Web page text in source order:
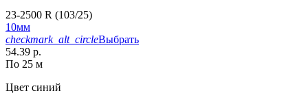
23-2500 R (103/25)
10мм
checkmark_alt_circleВыбрать
54.39 р.
По 25 м
Цвет синий